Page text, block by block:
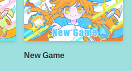
New Game